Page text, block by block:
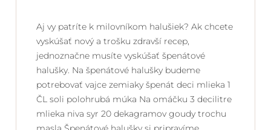
Aj vy patríte k milovníkom halušiek? Ak chcete
vyskúšať nový a trošku zdravší recep,
jednoznačne musíte vyskúšať špenátové
halušky. Na špenátové halušky budeme
potrebovať vajce zemiaky špenát deci mlieka 1
ČL soli polohrubá múka Na omáčku 3 decilitre
mlieka niva syr 20 dekagramov goudy trochu